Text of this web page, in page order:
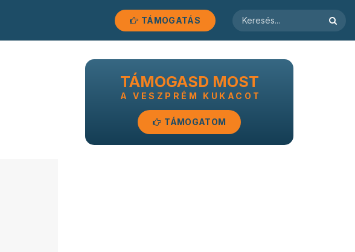
TÁMOGATÁS
TÁMOGASD MOST
A VESZPRÉM KUKACOT
TÁMOGATOM